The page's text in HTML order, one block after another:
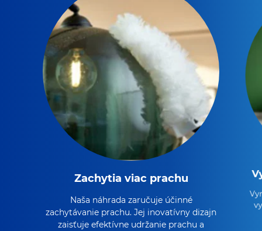
Zachytia viac prachu
Naša náhrada zaručuje účinné
zachytávanie prachu. Jej inovatívny dizajn
zaisťuje efektívne udržanie prachu a